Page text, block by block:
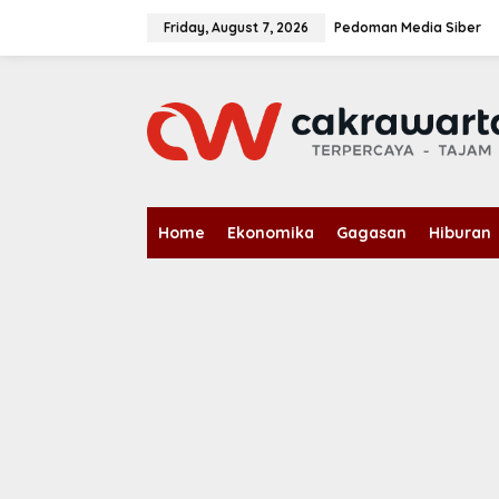
Friday, August 7, 2026 Pedoman Media Siber
Home Ekonomika Gagasan Hiburan